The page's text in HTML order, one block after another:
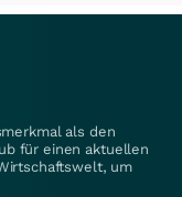
als den
für einen aktuellen
um